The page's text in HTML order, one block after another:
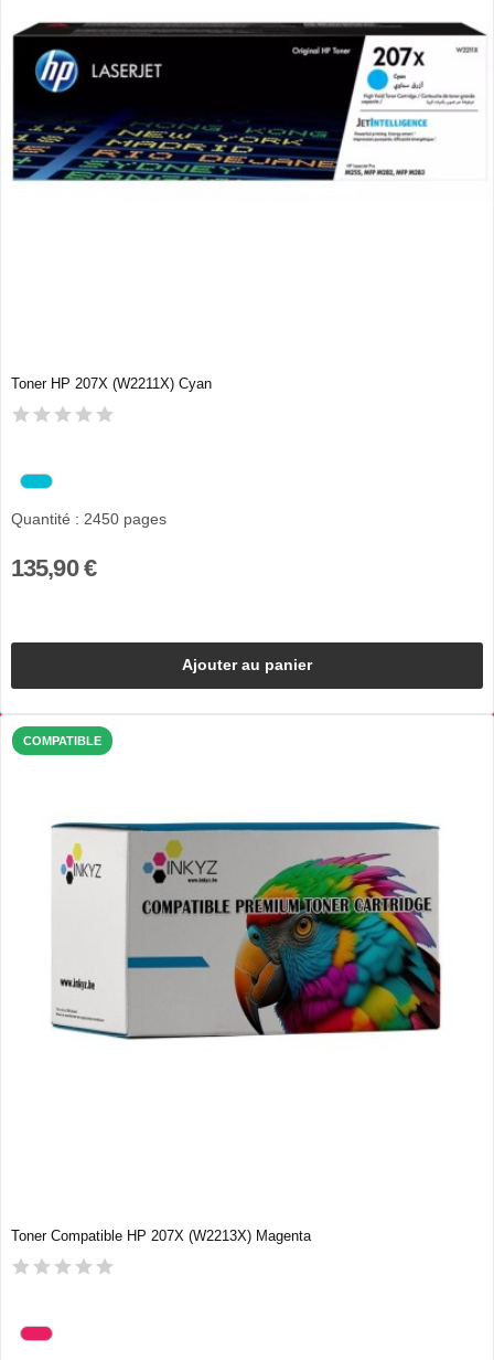
Toner HP 207X (W2211X) Cyan
Quantité : 2450 pages
135,90 €
Ajouter au panier
COMPATIBLE
Toner Compatible HP 207X (W2213X) Magenta